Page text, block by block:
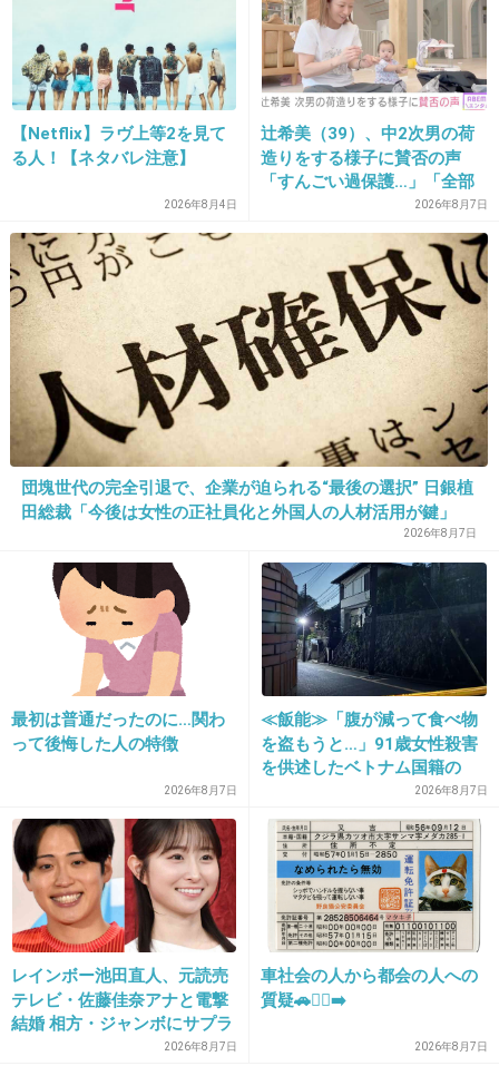
2026/06/03(水) 21:28:42
>>7
子供の頃より👀大きくなってるよね？普通大人になると小
さくなるのにw
23. 匿名2026/06/03(水) 21:29:21
杉咲花ちゃん
24. 匿名2026/06/03(水) 21:29:24
はしかん
4件の返信
+83 -27
25. 匿名2026/06/03(水) 21:29:36
1件の返信
+4 -40
26. 匿名2026/06/03(水) 21:30:02
安倍なつみ
【Netflix】ラヴ上等2を見て
る人！【ネタバレ注意】
2026年8月4日
辻希美（39）、中2次男の荷
造りをする様子に賛否の声
「すんごい過保護…」「全部
ママが準備してくれるんだ」
2026年8月7日
団塊世代の完全引退で、企業が迫られる“最後の選択” 日銀植
田総裁「今後は女性の正社員化と外国人の人材活用が鍵」
2026年8月7日
最初は普通だったのに…関わ
って後悔した人の特徴
2026年8月7日
≪飯能≫「腹が減って食べ物
を盗もうと…」91歳女性殺害
を供述したベトナム国籍の
男、在留資格なし…奪った車
で“3台追突”の逃走劇
2026年8月7日
レインボー池田直人、元読売
テレビ・佐藤佳奈アナと電撃
結婚 相方・ジャンボにサプラ
2026年8月7日
車社会の人から都会の人への
質疑🚗🏃‍♀️‍➡️
2026年8月7日